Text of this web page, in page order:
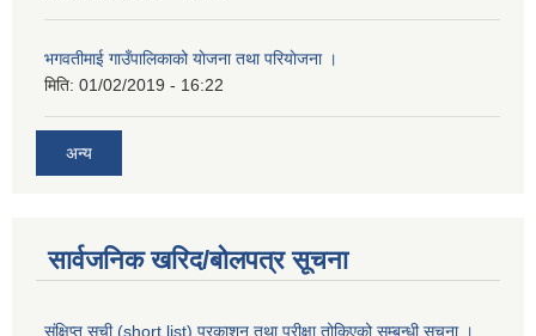
भगवतीमाई गाउँपालिकाको याेजना तथा परियाेजना ।
मिति: 01/02/2019 - 16:22
अन्य
सार्वजनिक खरिद/बोलपत्र सूचना
संक्षिप्त सूची (short list) प्रकाशन तथा परीक्षा तोकिएको सम्बन्धी सूचना ।